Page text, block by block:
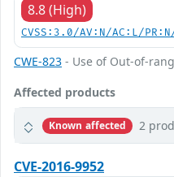
8.8 (High)
CVSS:3.0/AV:N/AC:L/
CWE-823 - Use of Out-of-
Affected products
Known affected 2
CVE-2016-9952